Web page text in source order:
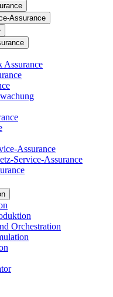
Assurance
Assurance
Assurance
Service-Assurance
Orchestration